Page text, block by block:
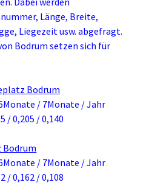
Länge, Breite,
Liegezeit usw. abgefragt.
Bodrum setzen sich für
Bodrum
/ 7Monate / Jahr
/ 0,205 / 0,140
/ 7Monate / Jahr
/ 0,162 / 0,108